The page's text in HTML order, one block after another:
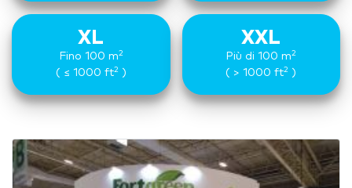
XL
Fino 100 m2
( ≤ 1000 ft2)
XXL
Più di 100 m2
( > 1000 ft2 )